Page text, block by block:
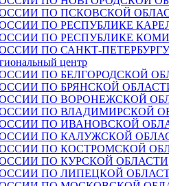
ПО ПСКОВСКОЙ
ПО РЕСПУБЛИКЕ
ПО РЕСПУБЛИКЕ КОМИ
ПО САНКТ-ПЕТЕРБУРГУ
центр
ПО БЕЛГОРОДСКОЙ
ПО БРЯНСКОЙ
ПО ВОРОНЕЖСКОЙ
ПО ВЛАДИМИРСКОЙ
ПО ИВАНОВСКОЙ
ПО КАЛУЖСКОЙ
ПО КОСТРОМСКОЙ
ПО КУРСКОЙ ОБЛАСТИ
ПО ЛИПЕЦКОЙ